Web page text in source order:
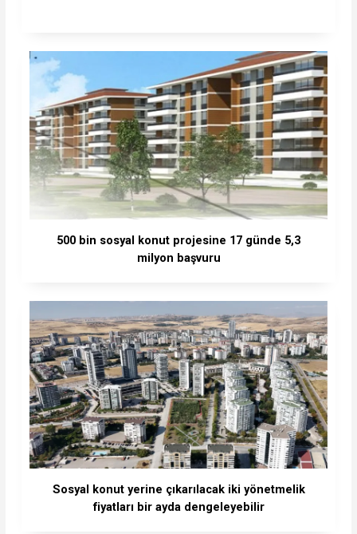
500 bin sosyal konut projesine 17 günde 5,3
milyon başvuru
Sosyal konut yerine çıkarılacak iki yönetmelik
fiyatları bir ayda dengeleyebilir